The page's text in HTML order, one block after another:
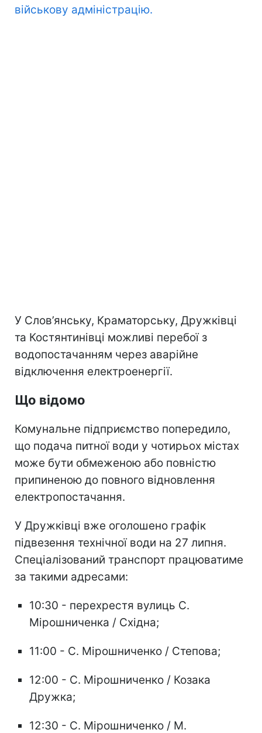
військову адміністрацію.
У Слов’янську, Краматорську, Дружківці
та Костянтинівці можливі перебої з
водопостачанням через аварійне
відключення електроенергії.
Що відомо
Комунальне підприємство попередило,
що подача питної води у чотирьох містах
може бути обмеженою або повністю
припиненою до повного відновлення
електропостачання.
У Дружківці вже оголошено графік
підвезення технічної води на 27 липня.
Спеціалізований транспорт працюватиме
за такими адресами:
10:30 - перехрестя вулиць С.
Мірошниченка / Східна;
11:00 - С. Мірошниченко / Степова;
12:00 - С. Мірошниченко / Козака
Дружка;
12:30 - С. Мірошниченко / М.